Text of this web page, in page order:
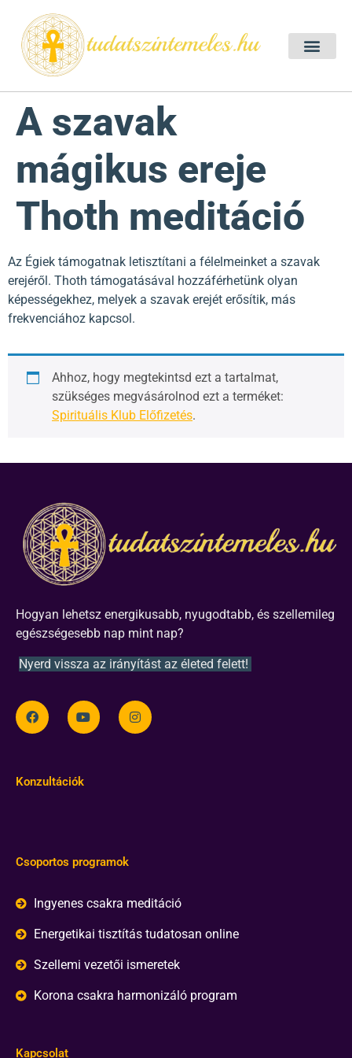
A szavak
mágikus ereje
Thoth meditáció
Az Égiek támogatnak letisztítani a félelmeinket a szavak
erejéről. Thoth támogatásával hozzáférhetünk olyan
képességekhez, melyek a szavak erejét erősítik, más
frekvenciához kapcsol.
Ahhoz, hogy megtekintsd ezt a tartalmat,
szükséges megvásárolnod ezt a terméket:
Spirituális Klub Előfizetés.
Hogyan lehetsz energikusabb, nyugodtabb, és szellemileg
egészségesebb nap mint nap?
Nyerd vissza az irányítást az életed felett!
Konzultációk
Csoportos programok
Ingyenes csakra meditáció
Energetikai tisztítás tudatosan online
Szellemi vezetői ismeretek
Korona csakra harmonizáló program
Kapcsolat